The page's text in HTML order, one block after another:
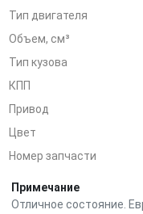
Тип двигателя
Объем, см³
Тип кузова
КПП
Привод
Цвет
Номер запчасти
Примечание
Отличное состояние.